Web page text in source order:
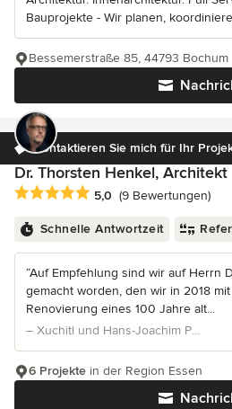
Bauprojekte - Wir planen,
Bessemerstraße 85, 44793 Bochum
Kontaktieren Sie mich für Ihr
Dr. Thorsten Henkel, Architekt
Durchschnittliche Bewertung: 5
5,0 (9 Bewertungen)
Schnelle Antwortzeit
“Auf Empfehlung sind wir auf Herrn
gemacht worden, den wir in 2018
Renovierung eines 100 Jahre alt...
– Xuchitl und Hans-Joachim Pein
6 Projekte in der Region Essen